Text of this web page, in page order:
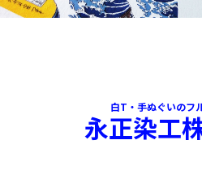
白T・手ぬぐいのフ
永正染工